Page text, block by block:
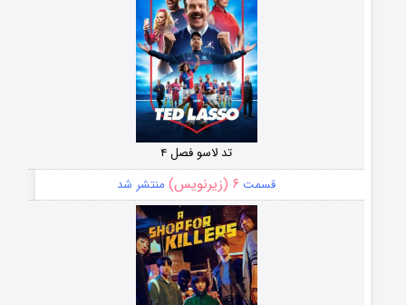
تد لاسو فصل ۴
قسمت ۶ (زیرنویس) منتشر شد